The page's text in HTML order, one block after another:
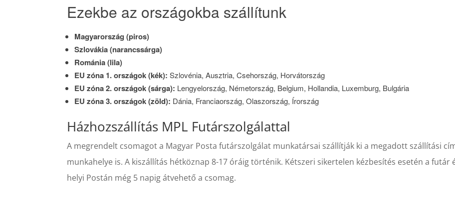
Ezekbe az országokba szállítunk
Magyarország (piros)
Szlovákia (narancssárga)
Románia (lila)
EU zóna 1. országok (kék): Szlovénia, Ausztria, Csehország, Horvátország
EU zóna 2. országok (sárga): Lengyelország, Németország, Belgium, Hollandia, Luxemburg, Bulgária
EU zóna 3. országok (zöld): Dánia, Franciaország, Olaszország, Írország
Házhozszállítás MPL Futárszolgálattal
A megrendelt csomagot a Magyar Posta futárszolgálat munkatársai szállítják ki a megadott szállítási
munkahelye is. A kiszállítás hétköznap 8-17 óráig történik. Kétszeri sikertelen kézbesítés esetén a futár
helyi Postán még 5 napig átvehető a csomag.